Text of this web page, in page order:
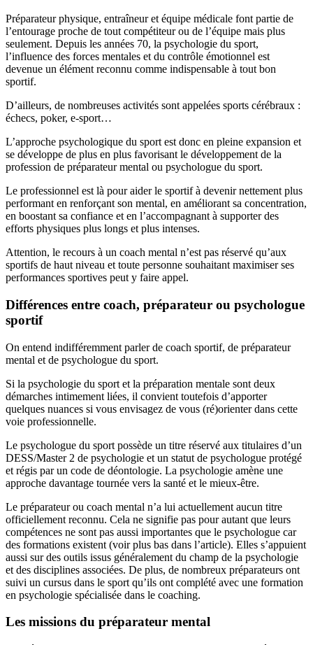
Préparateur physique, entraîneur et équipe médicale font partie de
l’entourage proche de tout compétiteur ou de l’équipe mais plus
seulement. Depuis les années 70, la psychologie du sport,
l’influence des forces mentales et du contrôle émotionnel est
devenue un élément reconnu comme indispensable à tout bon
sportif.
D’ailleurs, de nombreuses activités sont appelées sports cérébraux :
échecs, poker, e-sport…
L’approche psychologique du sport est donc en pleine expansion et
se développe de plus en plus favorisant le développement de la
profession de préparateur mental ou psychologue du sport.
Le professionnel est là pour aider le sportif à devenir nettement plus
performant en renforçant son mental, en améliorant sa concentration,
en boostant sa confiance et en l’accompagnant à supporter des
efforts physiques plus longs et plus intenses.
Attention, le recours à un coach mental n’est pas réservé qu’aux
sportifs de haut niveau et toute personne souhaitant maximiser ses
performances sportives peut y faire appel.
Différences entre coach, préparateur ou psychologue
sportif
On entend indifféremment parler de coach sportif, de préparateur
mental et de psychologue du sport.
Si la psychologie du sport et la préparation mentale sont deux
démarches intimement liées, il convient toutefois d’apporter
quelques nuances si vous envisagez de vous (ré)orienter dans cette
voie professionnelle.
Le psychologue du sport possède un titre réservé aux titulaires d’un
DESS/Master 2 de psychologie et un statut de psychologue protégé
et régis par un code de déontologie. La psychologie amène une
approche davantage tournée vers la santé et le mieux-être.
Le préparateur ou coach mental n’a lui actuellement aucun titre
officiellement reconnu. Cela ne signifie pas pour autant que leurs
compétences ne sont pas aussi importantes que le psychologue car
des formations existent (voir plus bas dans l’article). Elles s’appuient
aussi sur des outils issus généralement du champ de la psychologie
et des disciplines associées. De plus, de nombreux préparateurs ont
suivi un cursus dans le sport qu’ils ont complété avec une formation
en psychologie spécialisée dans le coaching.
Les missions du préparateur mental